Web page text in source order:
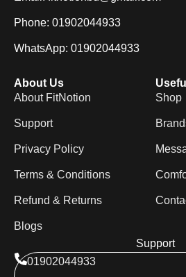
Phone: 01902044933
WhatsApp: 01902044933
About Us
About FitNotion
Support
Privacy Policy
Terms & Conditions
Refund & Returns
Blogs
Shop
Support
01902044933